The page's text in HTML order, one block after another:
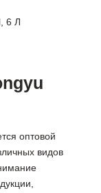
6 Л
оптовой
видов